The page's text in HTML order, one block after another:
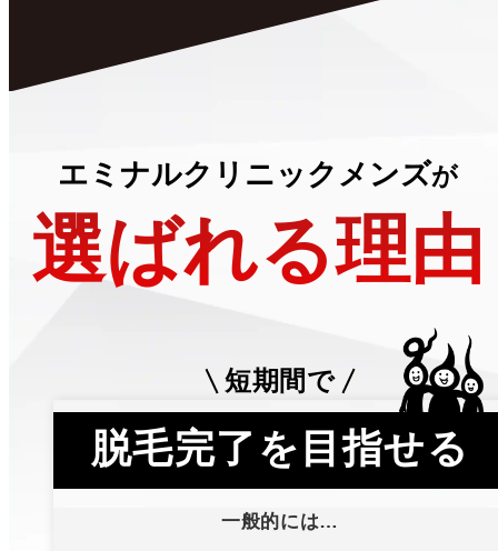
エミナルクリニックメンズが
選ばれる理由
短期間で
脱毛完了を目指せる
一般的には…